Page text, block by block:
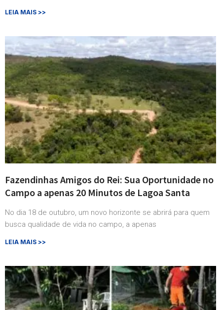
LEIA MAIS >>
Fazendinhas Amigos do Rei: Sua Oportunidade no
Campo a apenas 20 Minutos de Lagoa Santa
No dia 18 de outubro, um novo horizonte se abrirá para quem
busca qualidade de vida no campo, a apenas
LEIA MAIS >>